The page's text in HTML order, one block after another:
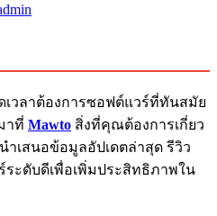
วลาต้องการซอฟต์แวร์ที่ทันสมัย
าที่ Mawto สิ่งที่คุณต้องการเกี่ยว
เสนอข้อมูลอัปเดตล่าสุด รีวิว
ะดับดีเพื่อเพิ่มประสิทธิภาพใน